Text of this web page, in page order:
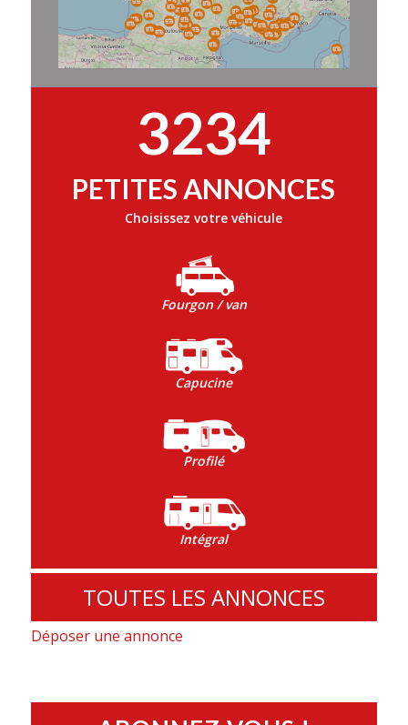
3234
PETITES ANNONCES
Choisissez votre véhicule
Fourgon / van
Capucine
Profilé
Intégral
TOUTES LES ANNONCES
Déposer une annonce